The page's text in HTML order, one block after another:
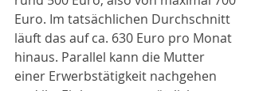
Euro. Im tatsächlichen Durchschnitt
läuft das auf ca. 630 Euro pro Monat
hinaus. Parallel kann die Mutter
einer Erwerbstätigkeit nachgehen